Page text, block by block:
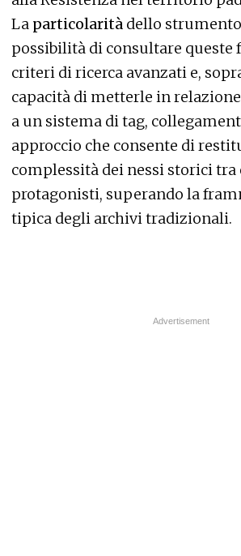
La particolarità dello
possibilità di consultare queste
criteri di ricerca avanzati e,
capacità di metterle in
a un sistema di tag,
approccio che consente di
complessità dei nessi storici tra
protagonisti, superando la
tipica degli archivi tradizionali.